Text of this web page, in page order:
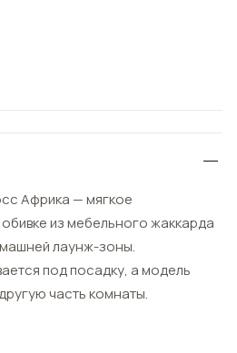
Африка — мягкое
из мебельного жаккарда
лаунж-зоны.
под посадку, а модель
часть комнаты.